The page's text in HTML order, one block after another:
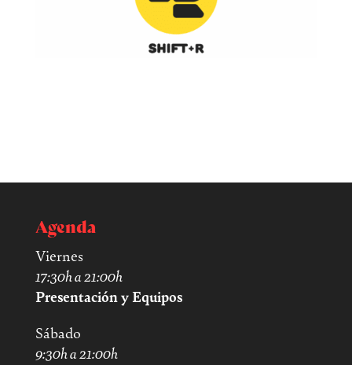
Agenda
Viernes
17:30h a 21:00h
Presentación y Equipos
Sábado
9:30h a 21:00h